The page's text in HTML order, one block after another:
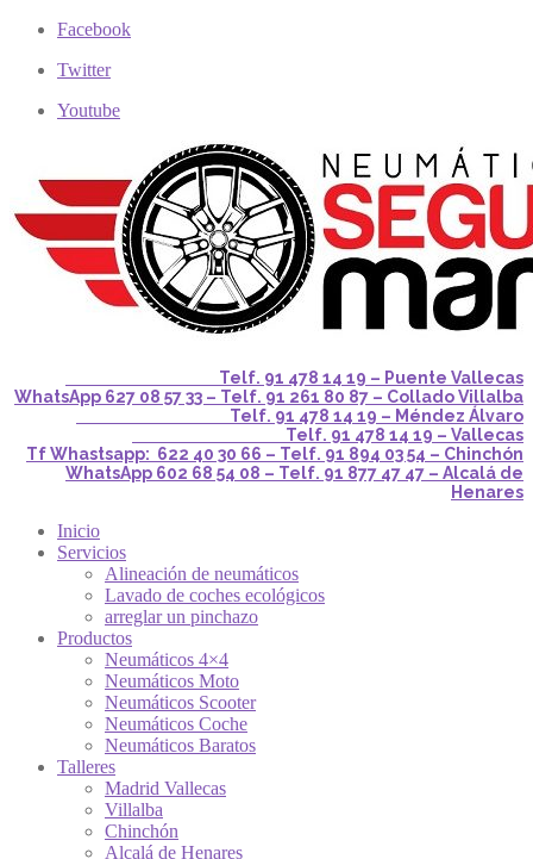
Facebook
Twitter
Youtube
Telf. 91 478 14 19 – Puente Vallecas
WhatsApp 627 08 57 33 – Telf. 91 261 80 87 – Collado Villalba
Telf. 91 478 14 19 – Méndez Álvaro
Telf. 91 478 14 19 – Vallecas
Tf Whastsapp: 622 40 30 66 – Telf. 91 894 03 54 – Chinchón
WhatsApp 602 68 54 08 – Telf. 91 877 47 47 – Alcalá de
Henares
Inicio
Servicios
Alineación de neumáticos
Lavado de coches ecológicos
arreglar un pinchazo
Productos
Neumáticos 4×4
Neumáticos Moto
Neumáticos Scooter
Neumáticos Coche
Neumáticos Baratos
Talleres
Madrid Vallecas
Villalba
Chinchón
Alcalá de Henares